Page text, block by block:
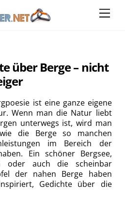
über Berge – nicht
ist eine ganze eigene
Wenn man die Natur liebt
unterwegs ist, wird man
die Berge so manchen
im Bereich der
Ein schöner Bergsee,
oder auch die scheinbar
der nahen Berge haben
Gedichte über die